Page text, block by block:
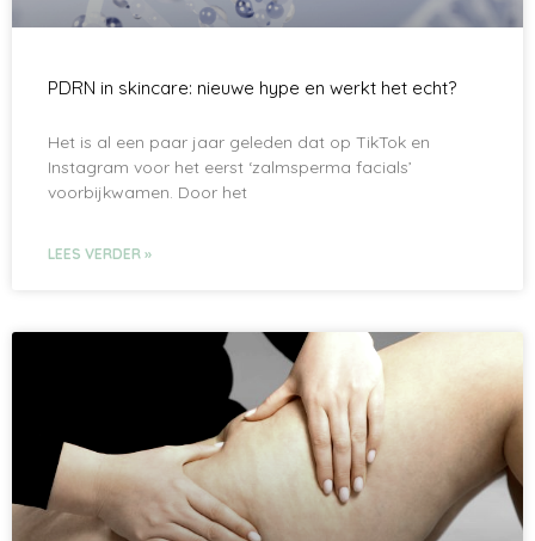
PDRN in skincare: nieuwe hype en werkt het echt?
Het is al een paar jaar geleden dat op TikTok en
Instagram voor het eerst ‘zalmsperma facials’
voorbijkwamen. Door het
LEES VERDER »